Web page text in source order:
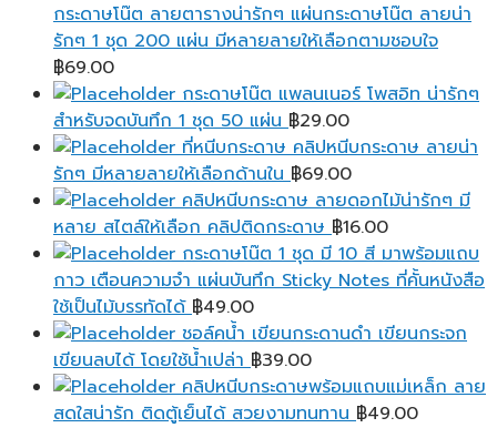
กระดาษโน๊ต ลายตารางน่ารักๆ แผ่นกระดาษโน๊ต ลายน่า
รักๆ 1 ชุด 200 แผ่น มีหลายลายให้เลือกตามชอบใจ
฿69.00
กระดาษโน๊ต แพลนเนอร์ โพสอิท น่ารักๆ
สำหรับจดบันทึก 1 ชุด 50 แผ่น ฿29.00
ที่หนีบกระดาษ คลิปหนีบกระดาษ ลายน่า
รักๆ มีหลายลายให้เลือกด้านใน ฿69.00
คลิปหนีบกระดาษ ลายดอกไม้น่ารักๆ มี
หลาย สไตล์ให้เลือก คลิปติดกระดาษ ฿16.00
กระดาษโน๊ต 1 ชุด มี 10 สี มาพร้อมแถบ
กาว เตือนความจํา แผ่นบันทึก Sticky Notes ที่คั้นหนังสือ
ใช้เป็นไม้บรรทัดได้ ฿49.00
ชอล์คน้ำ เขียนกระดานดำ เขียนกระจก
เขียนลบได้ โดยใช้น้ำเปล่า ฿39.00
คลิปหนีบกระดาษพร้อมแถบแม่เหล็ก ลาย
สดใสน่ารัก ติดตู้เย็นได้ สวยงามทนทาน ฿49.00